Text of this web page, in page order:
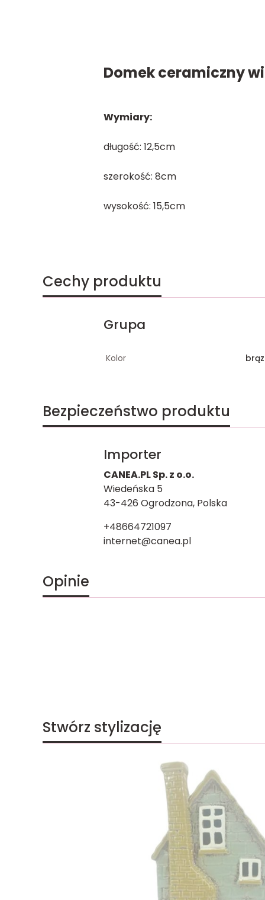
Domek ceramiczny
Wymiary:
długość: 12,5cm
szerokość: 8cm
wysokość: 15,5cm
Cechy produktu
Grupa
Kolor
Bezpieczeństwo produktu
Importer
CANEA.PL Sp. z o.o.
Wiedeńska 5
43-426 Ogrodzona, Polska
+48664721097
internet@canea.pl
Opinie
Stwórz stylizację